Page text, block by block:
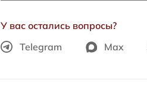
У вас остались вопросы?
Telegram
Max